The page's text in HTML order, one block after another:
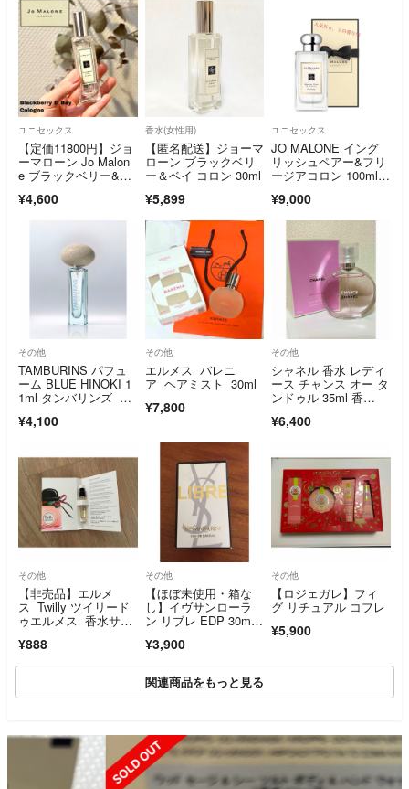
ユニセックス
【定価11800円】ジョ
ーマローン Jo Malon
e ブラックベリー&ベ
水 メンズ レディー
¥4,600
香水(女性用)
【匿名配送】ジョーマ
ローン ブラックベリ
ー＆ベイ コロン 30ml
¥5,899
ユニセックス
JO MALONE イング
リッシュペアー&フリ
ージアコロン 100ml D
¥9,000
その他
TAMBURINS パフュ
ーム BLUE HINOKI 1
1ml タンバリンズ ブ
¥4,100
その他
エルメス バレニ
ア ヘアミスト 30ml
¥7,800
その他
シャネル 香水 レディ
ース チャンス オー タ
ンドゥル 35ml 香
¥6,400
その他
【非売品】エルメ
ス Twilly ツイリード
ゥエルメス 香水サン
¥888
その他
【ほぼ未使用・箱な
し】イヴサンローラ
ン リブレ EDP 30m
¥3,900
その他
【ロジェガレ】フィ
グ リチュアル コフレ
¥5,900
関連商品をもっと見る
SOLD OUT